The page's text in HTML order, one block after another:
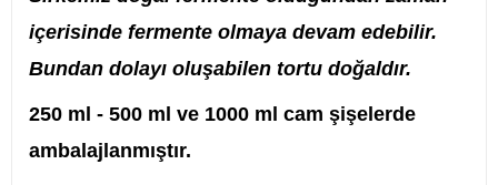
içerisinde fermente olmaya devam edebilir.
Bundan dolayı oluşabilen tortu doğaldır.
250 ml - 500 ml ve 1000 ml cam şişelerde
ambalajlanmıştır.